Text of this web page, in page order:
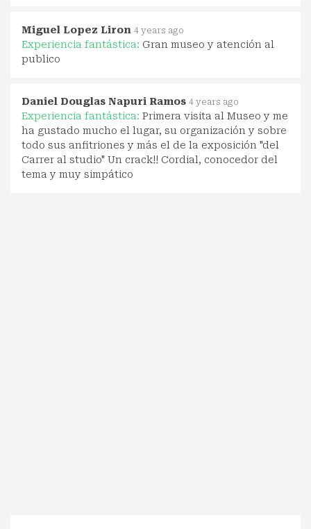
Miguel Lopez Liron 4 years ago
Experiencia fantástica: Gran museo y atención al
publico
Daniel Douglas Napuri Ramos 4 years ago
Experiencia fantástica: Primera visita al Museo y me
ha gustado mucho el lugar, su organización y sobre
todo sus anfitriones y más el de la exposición "del
Carrer al studio" Un crack!! Cordial, conocedor del
tema y muy simpático